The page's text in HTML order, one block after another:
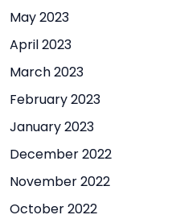
May 2023
April 2023
March 2023
February 2023
January 2023
December 2022
November 2022
October 2022